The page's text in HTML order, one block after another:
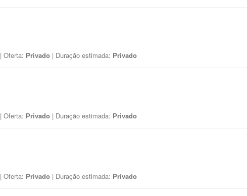
| Oferta: Privado | Duração estimada: Privado
| Oferta: Privado | Duração estimada: Privado
| Oferta: Privado | Duração estimada: Privado